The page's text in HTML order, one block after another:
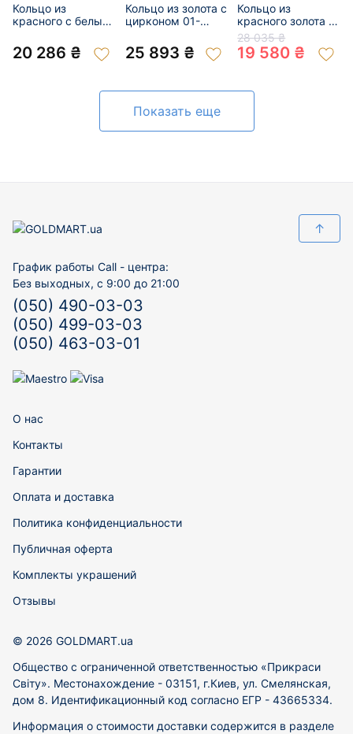
Кольцо из
красного с белым
01-200934305
20 286 ₴
Кольцо из золота с
цирконом 01-
25 893 ₴
Кольцо из
красного золота с
цирконом 01-
200046971
28 035 ₴
19 580 ₴
Показать еще
↑
График работы Call - центра:
Без выходных, с 9:00 до 21:00
(050) 490-03-03
(050) 499-03-03
(050) 463-03-01
О нас
Контакты
Гарантии
Оплата и доставка
Политика конфиденциальности
Публичная оферта
Комплекты украшений
Отзывы
© 2026 GOLDMART.ua
Общество с ограниченной ответственностью «Прикраси
Світу». Местонахождение - 03151, г.Киев, ул. Смелянская,
дом 8. Идентификационный код согласно ЕГР - 43665334.
Информация о стоимости доставки содержится в разделе